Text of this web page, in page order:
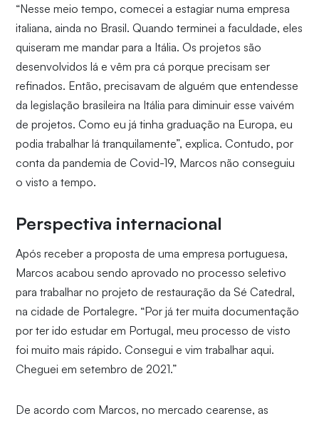
“Nesse meio tempo, comecei a estagiar numa empresa
italiana, ainda no Brasil. Quando terminei a faculdade, eles
quiseram me mandar para a Itália. Os projetos são
desenvolvidos lá e vêm pra cá porque precisam ser
refinados. Então, precisavam de alguém que entendesse
da legislação brasileira na Itália para diminuir esse vaivém
de projetos. Como eu já tinha graduação na Europa, eu
podia trabalhar lá tranquilamente”, explica. Contudo, por
conta da pandemia de Covid-19, Marcos não conseguiu
o visto a tempo.
Perspectiva internacional
Após receber a proposta de uma empresa portuguesa,
Marcos acabou sendo aprovado no processo seletivo
para trabalhar no projeto de restauração da Sé Catedral,
na cidade de Portalegre. “Por já ter muita documentação
por ter ido estudar em Portugal, meu processo de visto
foi muito mais rápido. Consegui e vim trabalhar aqui.
Cheguei em setembro de 2021.”
De acordo com Marcos, no mercado cearense, as